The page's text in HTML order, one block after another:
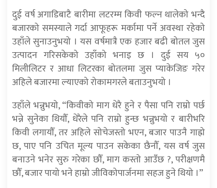
दुई वर्ष अगाडिबाटै बारीमा लटरम्म किवी फल्न थालेको भन्दै
बजारको समस्याले गर्दा आफूहरू मर्कामा पर्ने अवस्था रहेको
उहाँले सुनाउनुभयो । यस वर्षमात्रै एक हजार बढी बोतल जुस
उत्पादन गरिसकेको उहाँको भनाइ छ । दुई सय ५०
मिलीलिटर र आधा लिटरका बोतलमा जुस प्याकेजिङ गरेर
अहिले बजारमा ल्याएको रोकामगरले बताउनुभयो ।
उहाँले भन्नुभयो, “किवीको माग धेरै हुने र पैसा पनि राम्रो पर्छ
भन्ने सुनेका थियौँ, धेरैले पनि राम्रो हुन्छ भन्नुभयो र बारीभरि
किवी लगायौँ, तर अहिले सोचेजस्तो भएन, बजार पाउनै गाह्रो
छ, पाए पनि उचित मूल्य पाउन सकेका छैनौँ, यस वर्ष जुस
बनाउने भनेर सुरु गरेका छौँ, माग कस्तो आउँछ ?, परीक्षणमै
छौँ, बजार पायो भने हाम्रो जीविकोपार्जनमा सहज हुने थियो ।”